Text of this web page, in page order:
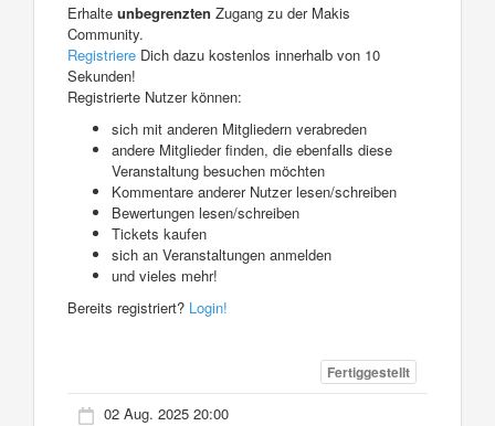
Erhalte unbegrenzten Zugang zu der Makis
Community.
Registriere Dich dazu kostenlos innerhalb von 10
Sekunden!
Registrierte Nutzer können:
sich mit anderen Mitgliedern verabreden
andere Mitglieder finden, die ebenfalls diese
Veranstaltung besuchen möchten
Kommentare anderer Nutzer lesen/schreiben
Bewertungen lesen/schreiben
Tickets kaufen
sich an Veranstaltungen anmelden
und vieles mehr!
Bereits registriert? Login!
Fertiggestellt
02 Aug. 2025 20:00